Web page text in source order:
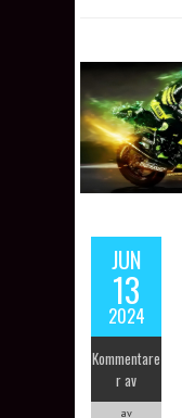
JUN
13
2024
Kommentare
r av
av